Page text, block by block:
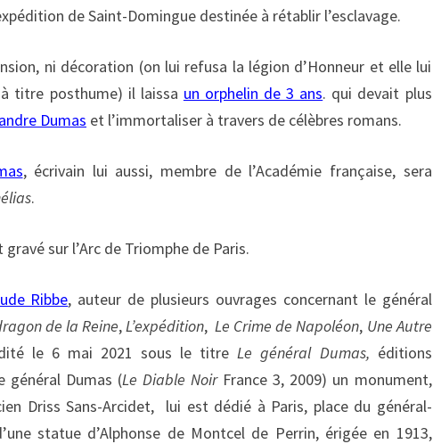
de Saint-Domingue destinée à rétablir l’esclavage.
ni décoration (on lui refusa la légion d’Honneur et elle lui
titre posthume) il laissa un orphelin de 3 ans. qui devait plus
Dumas et l’immortaliser à travers de célèbres romans.
, écrivain lui aussi, membre de l’Académie française, sera
.
sur l’Arc de Triomphe de Paris.
Ribbe, auteur de plusieurs ouvrages concernant le général
de la Reine,L’expédition,Le Crime de Napoléon, Une Autre
le 6 mai 2021 sous le titreLe général Dumas, éditions
général Dumas (Le Diable NoirFrance 3, 2009) un monument,
Driss Sans-Arcidet, lui est dédié à Paris, place du général-
statue d’Alphonse de Montcel de Perrin, érigée en 1913,